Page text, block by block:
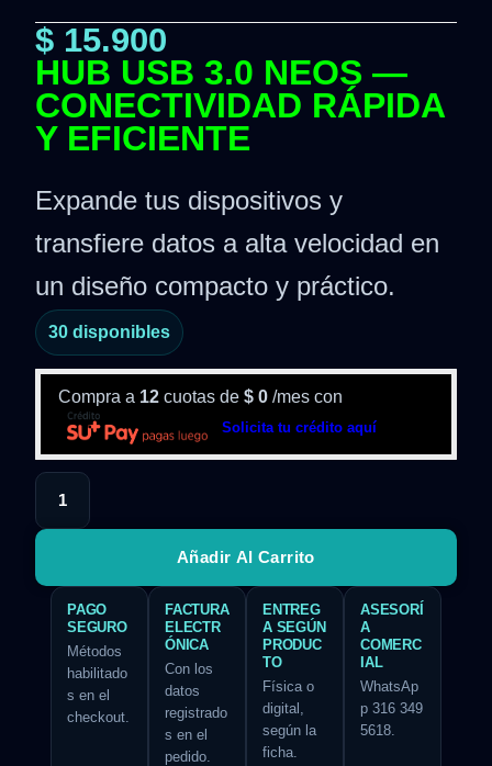
$ 15.900
HUB USB 3.0 NEOS —
CONECTIVIDAD RÁPIDA
Y EFICIENTE
Expande tus dispositivos y
transfiere datos a alta velocidad en
un diseño compacto y práctico.
30 disponibles
Compra a 12 cuotas de $ 0 /mes con
Solicita tu crédito aquí
Añadir Al Carrito
PAGO
SEGURO
Métodos
habilitado
s en el
checkout.
FACTURA
ELECTR
ÓNICA
Con los
datos
registrado
s en el
pedido.
ENTREG
A SEGÚN
PRODUC
TO
Física o
digital,
según la
ficha.
ASESORÍ
A
COMERC
IAL
WhatsAp
p 316 349
5618.